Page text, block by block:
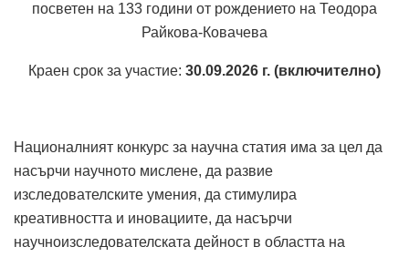
посветен на 133 години от рождението на Теодора
Райкова-Ковачева
Краен срок за участие: 30.09.2026 г. (включително)
Националният конкурс за научна статия има за цел да
насърчи научното мислене, да развие
изследователските умения, да стимулира
креативността и иновациите, да насърчи
научноизследователската дейност в областта на